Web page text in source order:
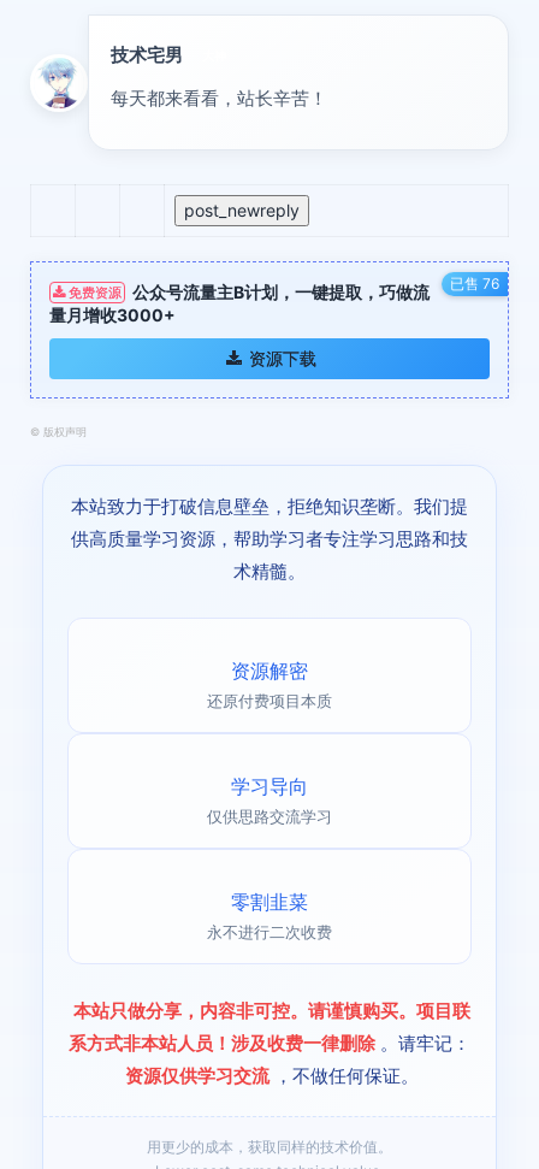
技术宅男
每天都来看看，站长辛苦！
post_newreply
已售 76
免费资源
公众号流量主B计划，一键提取，巧做流
量月增收3000+
资源下载
© 版权声明
本站致力于打破信息壁垒，拒绝知识垄断。我们提
供高质量学习资源，帮助学习者专注学习思路和技
术精髓。
资源解密
还原付费项目本质
学习导向
仅供思路交流学习
零割韭菜
永不进行二次收费
本站只做分享，内容非可控。请谨慎购买。项目联
系方式非本站人员！涉及收费一律删除 。请牢记：
资源仅供学习交流 ，不做任何保证。
用更少的成本，获取同样的技术价值。